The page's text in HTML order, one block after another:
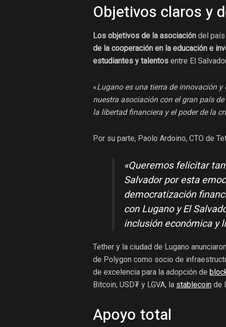
Objetivos claros y
Los objetivos de la asociación del
de la cooperación en la educación e
estudiantes y talentos entre El
«Lugano es una tierra de innovación
nuestra asociación con el gran país
la libertad financiera y el poder de la
Por su parte, Paolo Ardoino, CTO de
«Queremos felicitar
Salvador por esta
democratización
con Lugano y El
inclusión económica y
Tether y la ciudad de Lugano
de Polygon como socio de
de excelencia para la adopción de
Bitcoin, USD₮ y LGVA, la stablecoin de
Apoyo total